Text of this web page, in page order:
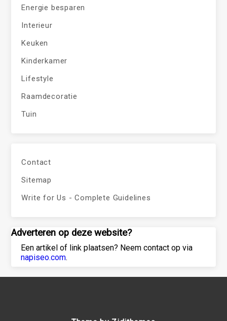
Energie besparen
Interieur
Keuken
Kinderkamer
Lifestyle
Raamdecoratie
Tuin
Contact
Sitemap
Write for Us - Complete Guidelines
Adverteren op deze website?
Een artikel of link plaatsen? Neem contact op via
napiseo.com.